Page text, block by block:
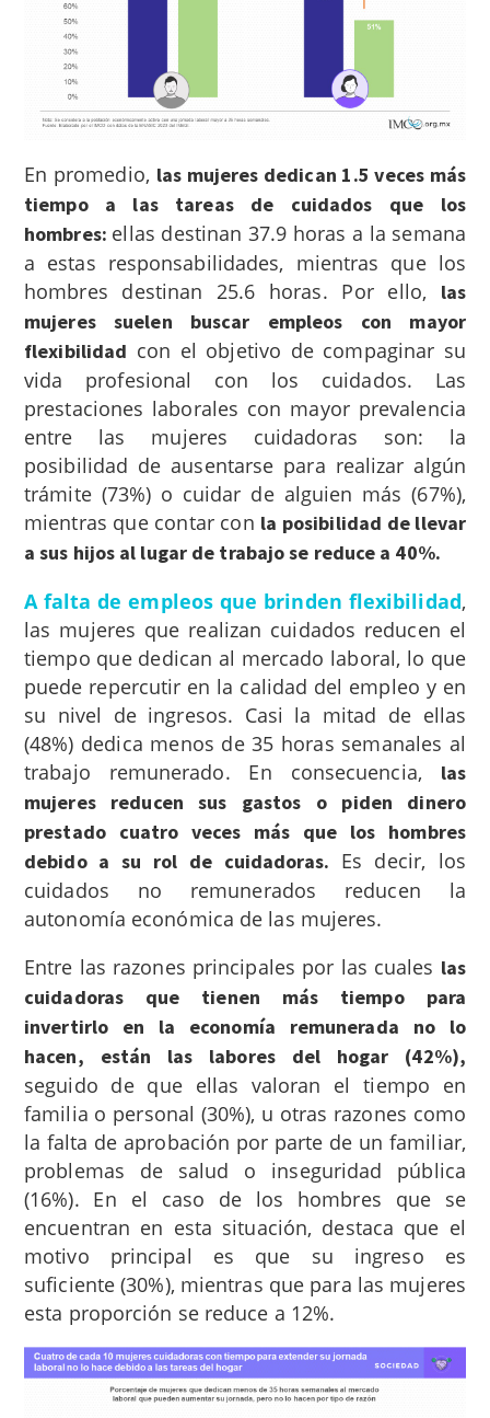
En promedio, las mujeres dedican 1.5 veces más
tiempo a las tareas de cuidados que los
hombres: ellas destinan 37.9 horas a la semana
a estas responsabilidades, mientras que los
hombres destinan 25.6 horas. Por ello, las
mujeres suelen buscar empleos con mayor
flexibilidad con el objetivo de compaginar su
vida profesional con los cuidados. Las
prestaciones laborales con mayor prevalencia
entre las mujeres cuidadoras son: la
posibilidad de ausentarse para realizar algún
trámite (73%) o cuidar de alguien más (67%),
mientras que contar con la posibilidad de llevar
a sus hijos al lugar de trabajo se reduce a 40%.
A falta de empleos que brinden flexibilidad,
las mujeres que realizan cuidados reducen el
tiempo que dedican al mercado laboral, lo que
puede repercutir en la calidad del empleo y en
su nivel de ingresos. Casi la mitad de ellas
(48%) dedica menos de 35 horas semanales al
trabajo remunerado. En consecuencia, las
mujeres reducen sus gastos o piden dinero
prestado cuatro veces más que los hombres
debido a su rol de cuidadoras. Es decir, los
cuidados no remunerados reducen la
autonomía económica de las mujeres.
Entre las razones principales por las cuales las
cuidadoras que tienen más tiempo para
invertirlo en la economía remunerada no lo
hacen, están las labores del hogar (42%),
seguido de que ellas valoran el tiempo en
familia o personal (30%), u otras razones como
la falta de aprobación por parte de un familiar,
problemas de salud o inseguridad pública
(16%). En el caso de los hombres que se
encuentran en esta situación, destaca que el
motivo principal es que su ingreso es
suficiente (30%), mientras que para las mujeres
esta proporción se reduce a 12%.